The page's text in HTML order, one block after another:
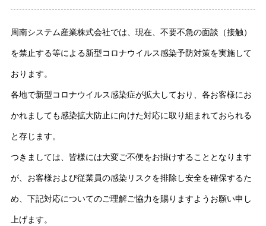
周南システム産業株式会社では、現在、不要不急の面談（接触）
を禁止する等による新型コロナウイルス感染予防対策を実施して
おります。
各地で新型コロナウイルス感染症が拡大しており、各お客様にお
かれましても感染拡大防止に向けた対応に取り組まれておられる
と存じます。
つきましては、皆様には大変ご不便をお掛けすることとなります
が、お客様および従業員の感染リスクを排除し安全を確保するた
め、下記対応についてのご理解ご協力を賜りますようお願い申し
上げます。